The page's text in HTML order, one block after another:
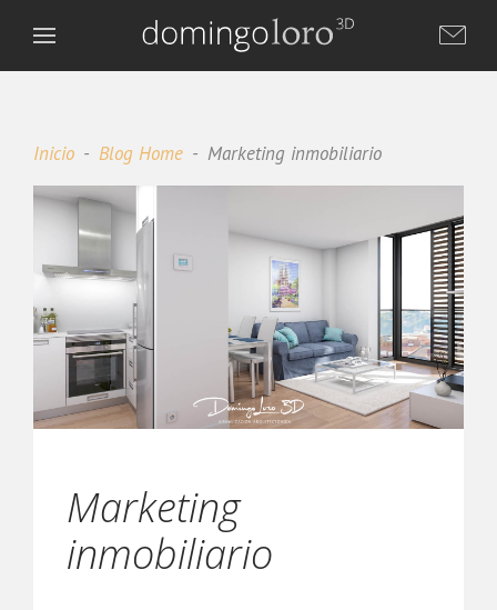
Inicio Blog Home Marketing inmobiliario
Marketing
inmobiliario
DL
Domingo Loro 3D
Asistente virtual